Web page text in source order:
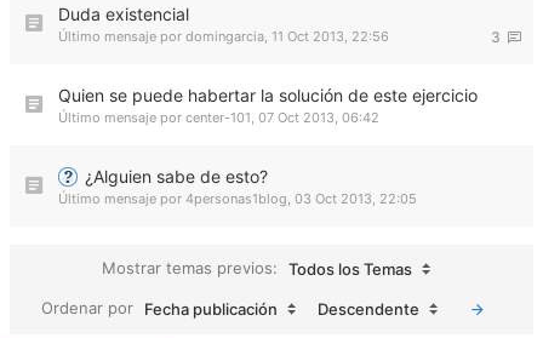
Duda existencial
3
Último mensaje por domingarcia, 11 Oct 2013, 22:56
Quien se puede habertar la solución de este ejercicio
Último mensaje por center-101, 07 Oct 2013, 06:42
¿Alguien sabe de esto?
Último mensaje por 4personas1blog, 03 Oct 2013, 22:05
Mostrar temas previos:
Todos los Temas
Ordenar por
Fecha publicación Descendente